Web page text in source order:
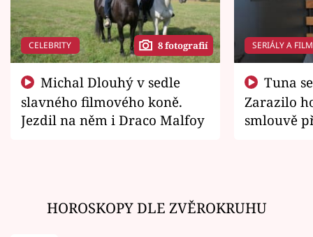
CELEBRITY 8 fotografií
slavného filmového koně.
Jezdil na něm i Draco Malfoy
SERIÁLY A
Zarazilo
smlouvě
HOROSKOPY DLE ZVĚROKRUHU